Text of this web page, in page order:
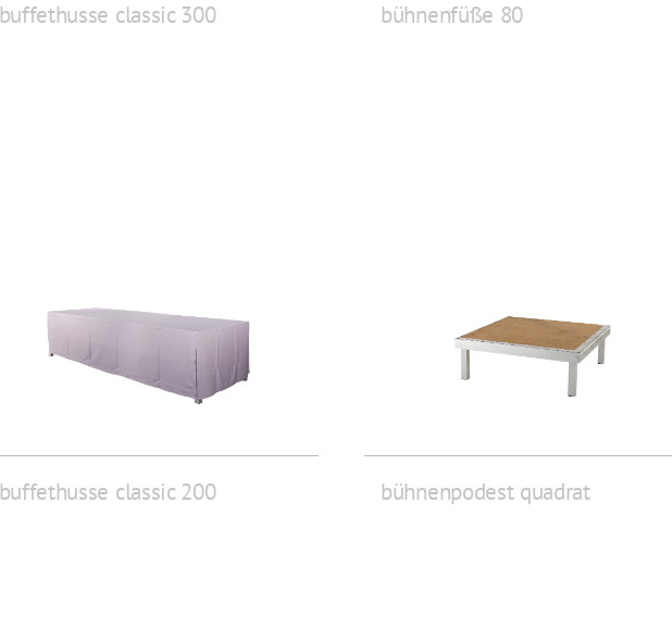
buffethusse classic 300 bühnenfüße 80
buffethusse classic 200 bühnenpodest quadrat